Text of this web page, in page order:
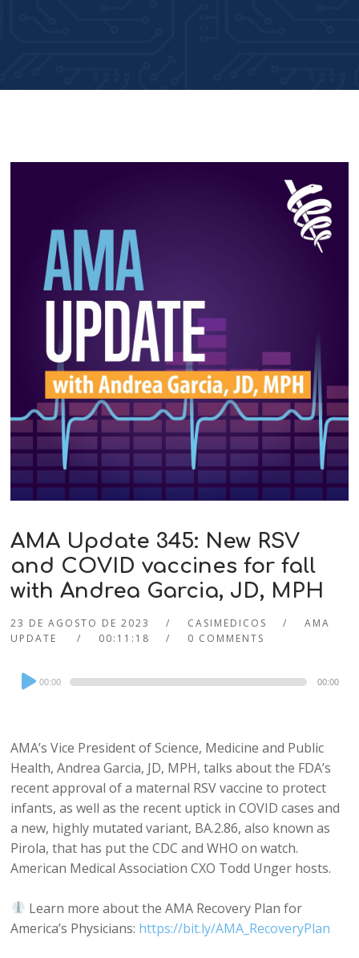
AMA Update 345: New RSV
and COVID vaccines for fall
with Andrea Garcia, JD, MPH
23 DE AGOSTO DE 2023 CASIMEDICOS
AMA
UPDATE
00:11:18 0 COMMENTS
Audio
Player
00:00 00:00
AMA’s Vice President of Science, Medicine and Public
Health, Andrea Garcia, JD, MPH, talks about the FDA’s
recent approval of a maternal RSV vaccine to protect
infants, as well as the recent uptick in COVID cases and
a new, highly mutated variant, BA.2.86, also known as
Pirola, that has put the CDC and WHO on watch.
American Medical Association CXO Todd Unger hosts.
Learn more about the AMA Recovery Plan for
America’s Physicians: https://bit.ly/AMA_RecoveryPlan